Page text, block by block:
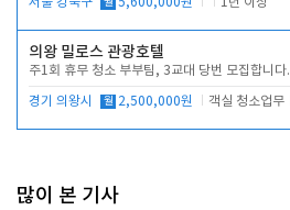
서울 강북구 5,600,000원 1년 이상
의왕 밀로스 관광호텔
주1회 휴무 청소 부부팀, 3교대 당번 모집합니다.
경기 의왕시 월 2,500,000원 객실 청소업무
많이 본 기사